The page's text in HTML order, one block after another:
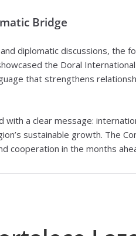
Bridge
diplomatic discussions, the
the Doral
that strengthens
with a clear message:
sustainable growth. The
cooperation in the months